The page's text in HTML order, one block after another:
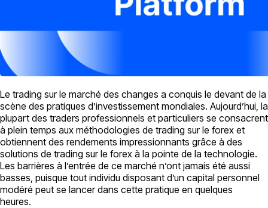
Le trading sur le marché des changes a conquis le devant de la
scène des pratiques d’investissement mondiales. Aujourd’hui, la
plupart des traders professionnels et particuliers se consacrent
à plein temps aux méthodologies de trading sur le forex et
obtiennent des rendements impressionnants grâce à des
solutions de trading sur le forex à la pointe de la technologie.
Les barrières à l’entrée de ce marché n’ont jamais été aussi
basses, puisque tout individu disposant d’un capital personnel
modéré peut se lancer dans cette pratique en quelques
heures.